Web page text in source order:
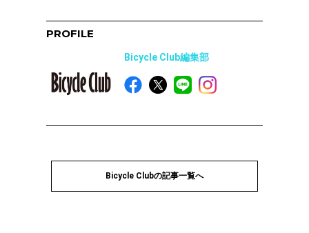
PROFILE
Bicycle Club編集部
Bicycle Clubの記事一覧へ